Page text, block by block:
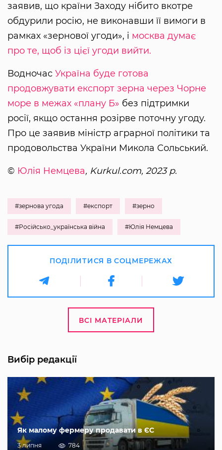
заявив, що країни Заходу нібито вкотре
обдурили росію, не виконавши її вимоги в
рамках «зернової угоди», і москва думає
про те, щоб із цієї угоди вийти.
Водночас Україна буде готова
продовжувати експорт зерна через Чорне
море в межах «плану Б» без підтримки
росії, якщо остання розірве поточну угоду.
Про це заявив міністр аграрної політики та
продовольства України Микола Сольський.
© Юлія Немцева, Kurkul.com, 2023 р.
#зернова угода #експорт #зерно
#Російсько_українська війна #Юлія Немцева
ПОДІЛИТИСЯ В СОЦМЕРЕЖАХ
ВСІ МАТЕРІАЛИ
Вибір редакції
Як малому фермеру продавати в ЄС
3 липня 784